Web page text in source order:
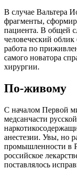
В случае Вальтера
фрагменты,
пациента. В общей
человеческий
работа по
самого новатора
хирургии.
По-живому
С началом Первой
медсанчасти
анестезии. Увы, но
промышленности в
российское
поставлялось